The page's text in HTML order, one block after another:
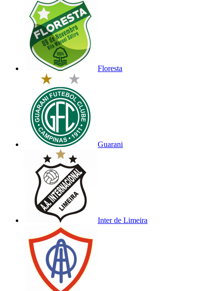
Floresta
Guarani
Inter de Limeira